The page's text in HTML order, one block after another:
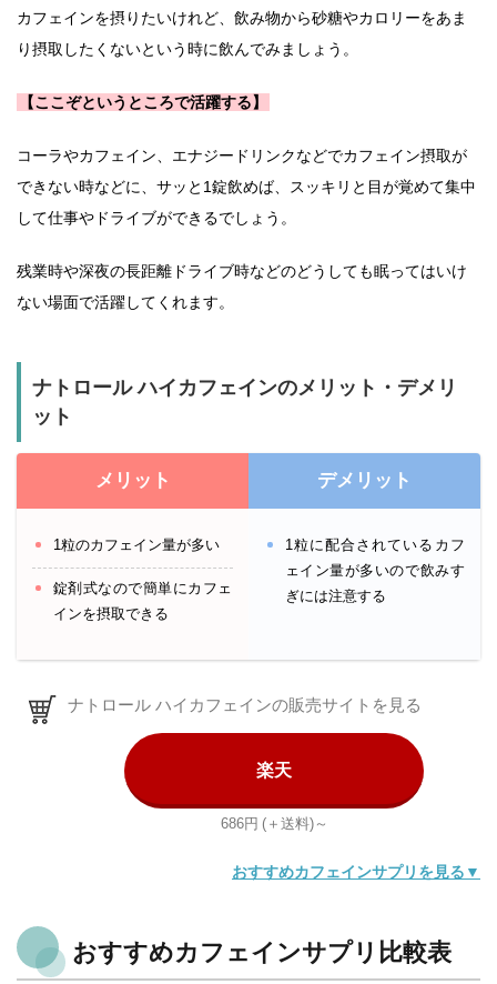
カフェインを摂りたいけれど、飲み物から砂糖やカロリーをあま
り摂取したくないという時に飲んでみましょう。
【ここぞというところで活躍する】
コーラやカフェイン、エナジードリンクなどでカフェイン摂取が
できない時などに、サッと1錠飲めば、スッキリと目が覚めて集中
して仕事やドライブができるでしょう。
残業時や深夜の長距離ドライブ時などのどうしても眠ってはいけ
ない場面で活躍してくれます。
ナトロール ハイカフェインのメリット・デメリ
ット
メリット
1粒のカフェイン量が多い
錠剤式なので簡単にカフェ
インを摂取できる
デメリット
1粒に配合されているカフ
ェイン量が多いので飲みす
ぎには注意する
ナトロール ハイカフェインの販売サイトを見る
楽天
686円 (＋送料)～
おすすめカフェインサプリを見る▼
おすすめカフェインサプリ比較表